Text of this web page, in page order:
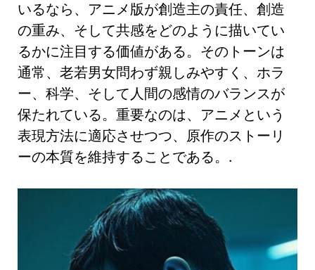
いるなら、アニメ版が創造主の責任、創造
の重み、そして共感をどのように描いてい
るかに注目する価値がある。そのトーンは
通常、老若男女問わず親しみやすく、ホラ
ー、科学、そして人間の感情のバランスが
保たれている。重要なのは、アニメという
表現方法に適応させつつ、原作のストーリ
ーの本質を維持することである。.